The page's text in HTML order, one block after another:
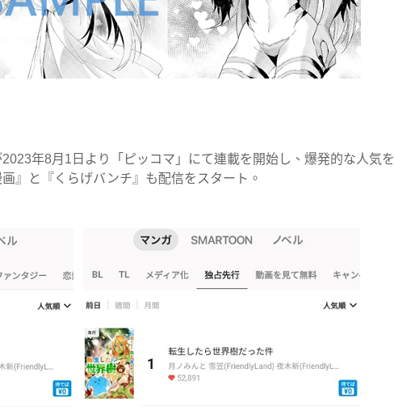
年8月1日より「ピッコマ」にて連載を開始し、爆発的な人気を
』と『くらげバンチ』も配信をスタート。